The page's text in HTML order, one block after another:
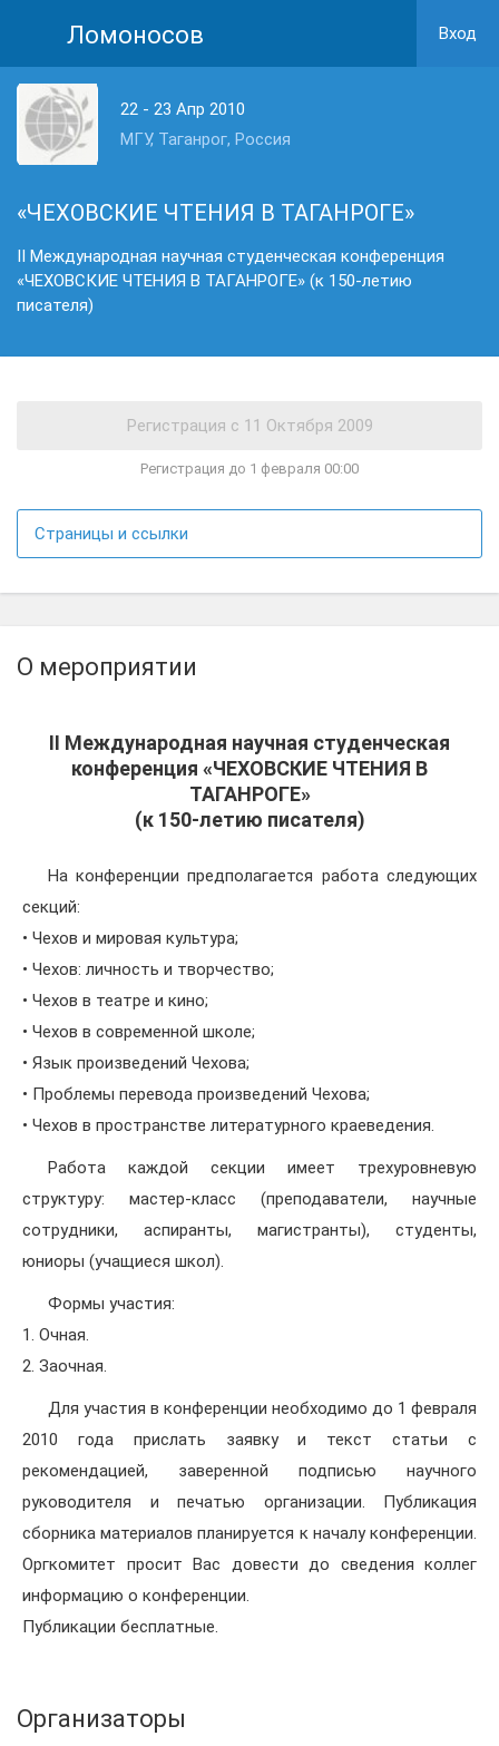
Ломоносов Вход
22 - 23 Апр 2010
МГУ, Таганрог, Россия
«ЧЕХОВСКИЕ ЧТЕНИЯ В ТАГАНРОГЕ»
II Международная научная студенческая конференция
«ЧЕХОВСКИЕ ЧТЕНИЯ В ТАГАНРОГЕ» (к 150-летию
писателя)
Регистрация до 1 февраля 00:00
Страницы и ссылки
О мероприятии
II Международная научная студенческая
конференция «ЧЕХОВСКИЕ ЧТЕНИЯ В
ТАГАНРОГЕ»
(к 150-летию писателя)
На конференции предполагается работа следующих
секций:
• Чехов и мировая культура;
• Чехов: личность и творчество;
• Чехов в театре и кино;
• Чехов в современной школе;
• Язык произведений Чехова;
• Проблемы перевода произведений Чехова;
• Чехов в пространстве литературного краеведения.
Работа каждой секции имеет трехуровневую
структуру: мастер-класс (преподаватели, научные
сотрудники, аспиранты, магистранты), студенты,
юниоры (учащиеся школ).
Формы участия:
1. Очная.
2. Заочная.
Для участия в конференции необходимо до 1 февраля
2010 года прислать заявку и текст статьи c
рекомендацией, заверенной подписью научного
руководителя и печатью организации. Публикация
сборника материалов планируется к началу конференции.
Оргкомитет просит Вас довести до сведения коллег
информацию о конференции.
Публикации бесплатные.
Организаторы